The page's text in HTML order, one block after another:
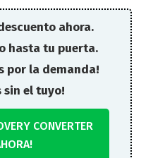
ahora.
hasta tu puerta.
por la demanda!
sin el tuyo!
CONVERTER